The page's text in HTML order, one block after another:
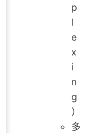
p
l
e
x
i
n
g
）
多